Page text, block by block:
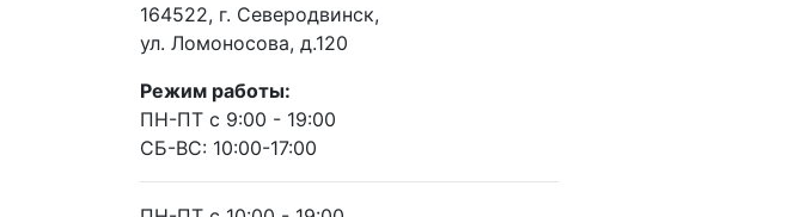
164522, г. Северодвинск,
ул. Ломоносова, д.120
Режим работы:
ПН-ПТ с 9:00 - 19:00
СБ-ВС: 10:00-17:00